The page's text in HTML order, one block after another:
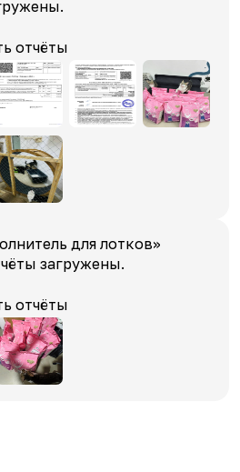
отчёты
для лотков»
загружены.
отчёты